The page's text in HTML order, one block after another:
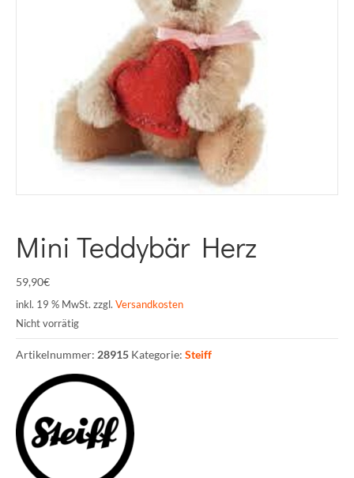
Mini Teddybär Herz
59,90€
inkl. 19 % MwSt. zzgl. Versandkosten
Nicht vorrätig
Artikelnummer: 28915 Kategorie: Steiff